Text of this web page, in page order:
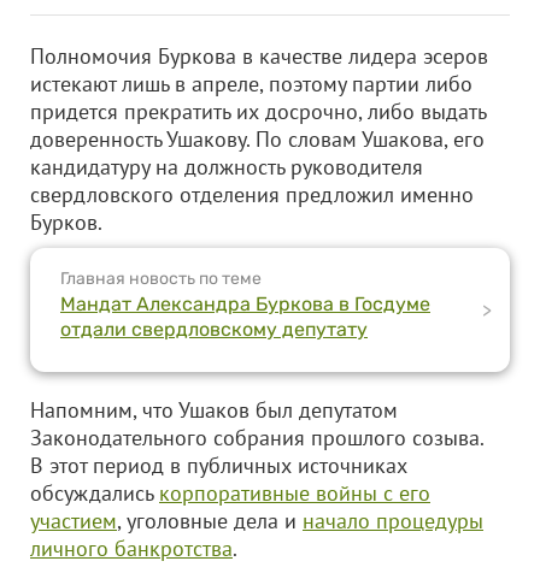
Полномочия Буркова в качестве лидера эсеров
истекают лишь в апреле, поэтому партии либо
придется прекратить их досрочно, либо выдать
доверенность Ушакову. По словам Ушакова, его
кандидатуру на должность руководителя
свердловского отделения предложил именно
Бурков.
Главная новость по теме
Мандат Александра Буркова в Госдуме
отдали свердловскому депутату
>
Напомним, что Ушаков был депутатом
Законодательного собрания прошлого созыва.
В этот период в публичных источниках
обсуждались корпоративные войны с его
участием, уголовные дела и начало процедуры
личного банкротства.